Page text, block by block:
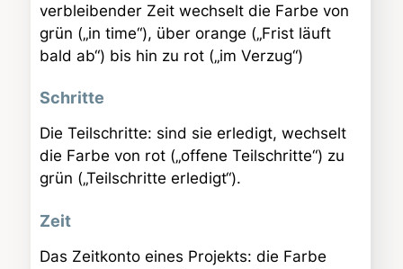
verbleibender Zeit wechselt die Farbe von
grün („in time“), über orange („Frist läuft
bald ab“) bis hin zu rot („im Verzug“)
Schritte
Die Teilschritte: sind sie erledigt, wechselt
die Farbe von rot („offene Teilschritte“) zu
grün („Teilschritte erledigt“).
Zeit
Das Zeitkonto eines Projekts: die Farbe